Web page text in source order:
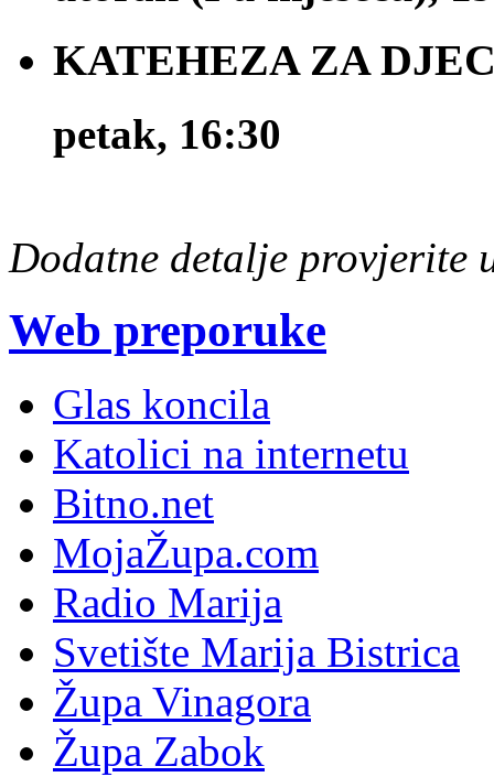
KATEHEZA ZA
petak, 16:30
Dodatne detalje provjerite
Web preporuke
Glas koncila
Katolici na internetu
Bitno.net
MojaŽupa.com
Radio Marija
Svetište Marija Bistrica
Župa Vinagora
Župa Zabok